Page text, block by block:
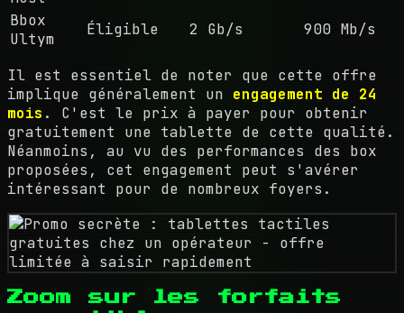
Bbox
Ultym
Éligible 2 Gb/s 900 Mb/s
Il est essentiel de noter que cette offre
implique généralement un engagement de 24
mois . C'est le prix à payer pour obtenir
gratuitement une tablette de cette qualité.
Néanmoins, au vu des performances des box
proposées, cet engagement peut s'avérer
intéressant pour de nombreux foyers.
Zoom sur les forfaits